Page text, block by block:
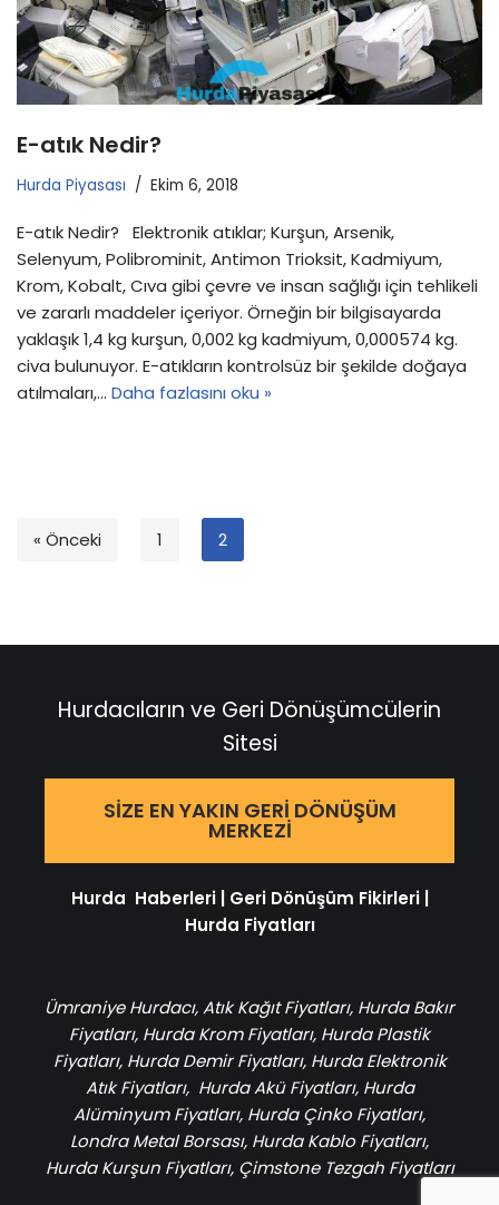
E-atık Nedir?
Hurda Piyasası Ekim 6, 2018
E-atık Nedir? Elektronik atıklar; Kurşun, Arsenik,
Selenyum, Polibrominit, Antimon Trioksit, Kadmiyum,
Krom, Kobalt, Cıva gibi çevre ve insan sağlığı için tehlikeli
ve zararlı maddeler içeriyor. Örneğin bir bilgisayarda
yaklaşık 1,4 kg kurşun, 0,002 kg kadmiyum, 0,000574 kg.
civa bulunuyor. E-atıkların kontrolsüz bir şekilde doğaya
atılmaları,… Daha fazlasını oku »
« Önceki 1 2
Hurdacıların ve Geri Dönüşümcülerin
Sitesi
SIZE EN YAKIN GERI DÖNÜŞÜM
MERKEZI
Hurda Haberleri| Geri Dönüşüm Fikirleri|
Hurda Fiyatları
Ümraniye Hurdacı,Atık Kağıt Fiyatları, Hurda Bakır
Fiyatları, Hurda Krom Fiyatları, Hurda Plastik
Fiyatları, Hurda Demir Fiyatları, Hurda Elektronik
Atık Fiyatları, Hurda Akü Fiyatları,Hurda
Alüminyum Fiyatları, Hurda Çinko Fiyatları,
Londra Metal Borsası, Hurda Kablo Fiyatları,
Hurda Kurşun Fiyatları, Çimstone Tezgah Fiyatları